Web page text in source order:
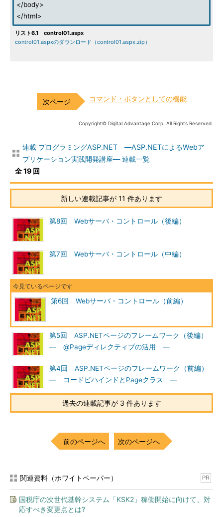
</body>
</html>
リスト6.1 control01.aspx
control01.aspxのダウンロード（control01.aspx.zip）
コマンド・ボタンとしての機能
Copyright© Digital Advantage Corp. All Rights Reserved.
連載 プログラミングASP.NET ―ASP.NETによるWebア
プリケーション実践開発講座― 連載一覧
全 19 回
新しい連載記事が 11 件あります
第8回 Webサーバ・コントロール（後編）
第7回 Webサーバ・コントロール（中編）
第6回 Webサーバ・コントロール（前編）
第5回 ASP.NETページのフレームワーク（後編）
― @Pageディレクティブの活用 ―
第4回 ASP.NETページのフレームワーク（前編）
― コードビハインドとPageクラス ―
過去の連載記事が 3 件あります
前のページへ 次のページへ
関連資料（ホワイトペーパー） PR
国税庁の次世代基幹システム「KSK2」稼働開始に向けて、対
応すべき変更点とは?